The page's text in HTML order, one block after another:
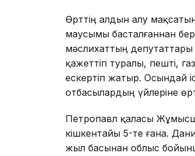
Өрттің алдын алу
маусымы басталғаннан
мәслихаттың депутаттары
қажеттігі туралы, пешті,
ескертіп жатыр. Осындай
отбасылардың үйлеріне
Петропавл қаласы
кішкентайы 5-те ғана.
жыл басынан облыс